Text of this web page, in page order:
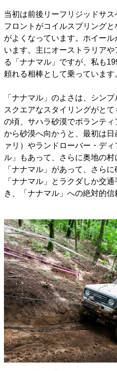
当初は前後リーフリジッドサ
フロントがコイルスプリング
がよくなっています。ホイー
います。主にオーストラリア
る「ナナマル」ですが、私も
頼れる相棒として乗っています
「ナナマル」のよさは、シン
スクエアなスタイリングがと
の頃、サハラ砂漠でボランテ
から砂漠へ向かうと、最初は
ァリ）やランドローバー・デ
ル」もあって、さらに奥地の
「ナナマル」があって、さら
「ナナマル」とラクダしか交
き、「ナナマル」への絶対的信